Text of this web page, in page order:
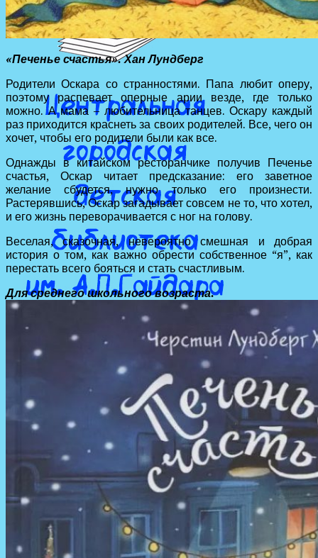
«Печенье счастья». Хан Лундберг
Родители Оскара со странностями. Папа любит оперу,
поэтому распевает оперные арии везде, где только
можно. А мама – любительница танцев. Оскару каждый
раз приходится краснеть за своих родителей. Все, чего он
хочет, чтобы его родители были как все.
Однажды в китайском ресторанчике получив Печенье
счастья, Оскар читает предсказание: его заветное
желание сбудется, нужно только его произнести.
Растерявшись, Оскар загадывает совсем не то, что хотел,
и его жизнь переворачивается с ног на голову.
Веселая, сказочная, невероятно смешная и добрая
история о том, как важно обрести собственное “я”, как
перестать всего бояться и стать счастливым.
Для среднего школьного возраста.